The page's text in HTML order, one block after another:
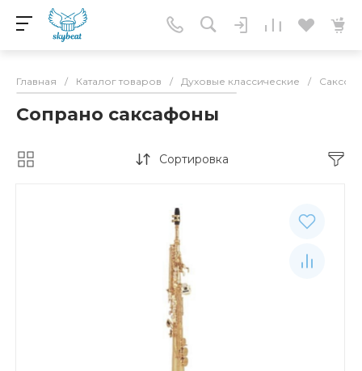
Главная / Каталог товаров / Духовые классические /
Сопрано саксафоны
Сортировка